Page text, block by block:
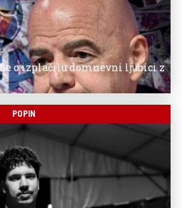
o izplačilu domnevni ljubici z
POPIN